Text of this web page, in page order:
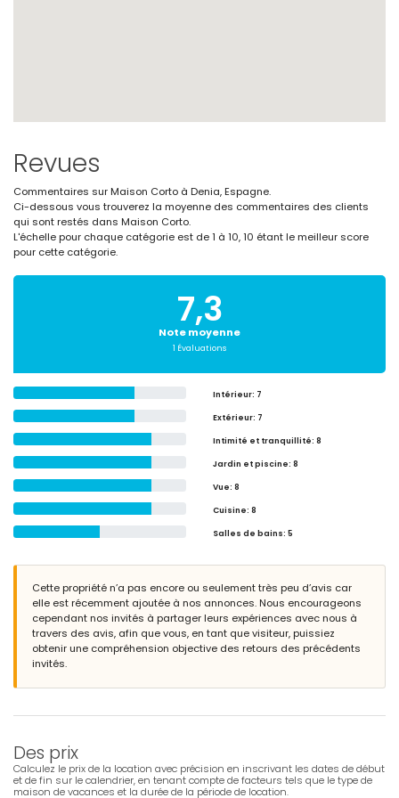
Revues
Commentaires sur Maison Corto à Denia, Espagne.
Ci-dessous vous trouverez la moyenne des commentaires des clients
qui sont restés dans Maison Corto.
L'échelle pour chaque catégorie est de 1 à 10, 10 étant le meilleur score
pour cette catégorie.
7,3
Note moyenne
1 Évaluations
Intérieur: 7
Extérieur: 7
Intimité et tranquillité: 8
Jardin et piscine: 8
Vue: 8
Cuisine: 8
Salles de bains: 5
Cette propriété n’a pas encore ou seulement très peu d’avis car
elle est récemment ajoutée à nos annonces. Nous encourageons
cependant nos invités à partager leurs expériences avec nous à
travers des avis, afin que vous, en tant que visiteur, puissiez
obtenir une compréhension objective des retours des précédents
invités.
Des prix
Calculez le prix de la location avec précision en inscrivant les dates de début
et de fin sur le calendrier, en tenant compte de facteurs tels que le type de
maison de vacances et la durée de la période de location.